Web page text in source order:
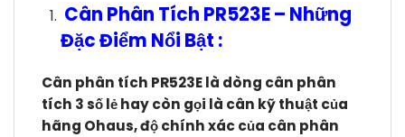
Cân Phân Tích PR523E– Những
Đặc Điểm Nổi Bật :
Cân phân tích PR523E là dòng cân phân
tích 3 số lẻ hay còn gọi là cân kỹ thuật của
hãng Ohaus, độ chính xác của cân phân